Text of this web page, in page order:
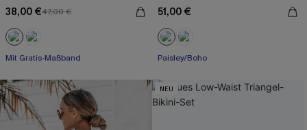
38,00 €47,00 €
Mit Gratis-Maßband
51,00 €
Paisley/Boho
NEU